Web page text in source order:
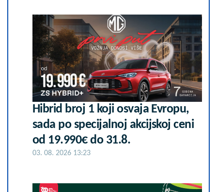
Hibrid broj 1 koji osvaja Evropu,
sada po specijalnoj akcijskoj ceni
od 19.990€ do 31.8.
03. 08. 2026 13:23